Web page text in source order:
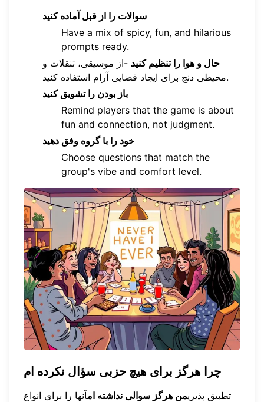
سوالات را از قبل آماده کنید
Have a mix of spicy, fun, and hilarious
prompts ready.
حال و هوا را تنظیم کنید -از موسیقی، تنقلات و
محیطی دنج برای ایجاد فضایی آرام استفاده کنید.
باز بودن را تشویق کنید
Remind players that the game is about
fun and connection, not judgment.
خود را با گروه وفق دهید
Choose questions that match the
group's vibe and comfort level.
چرا هرگز برای هیچ حزبی سؤال نکرده ام
تطبیق پذیریمن هرگز سوالی نداشته امآنها را برای انواع